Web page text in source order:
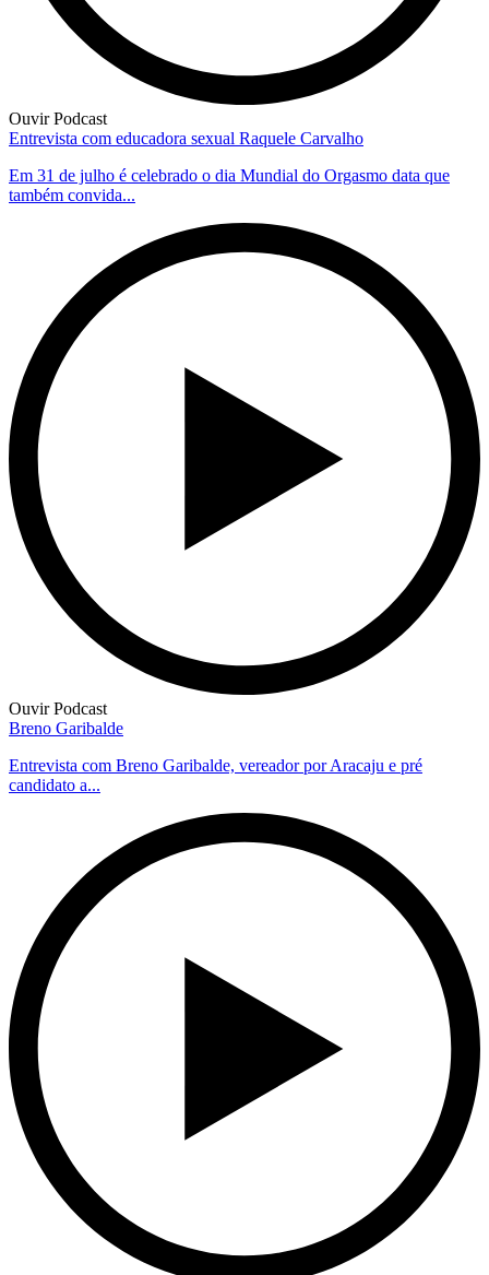
Ouvir Podcast
Entrevista com educadora sexual Raquele Carvalho
Em 31 de julho é celebrado o dia Mundial do Orgasmo data que
também convida...
Ouvir Podcast
Breno Garibalde
Entrevista com Breno Garibalde, vereador por Aracaju e pré
candidato a...